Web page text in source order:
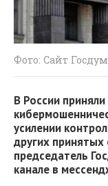
Фото: Сайт
В России
усилении
других принятых
председатель
канале в